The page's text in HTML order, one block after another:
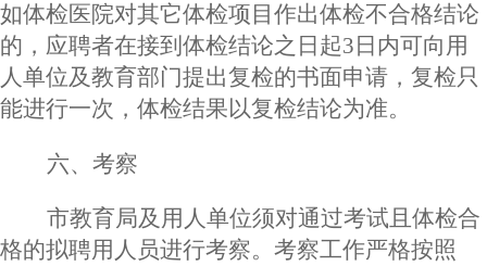
如体检医院对其它体检项目作出体检不合格结论
的，应聘者在接到体检结论之日起3日内可向用
人单位及教育部门提出复检的书面申请，复检只
能进行一次，体检结果以复检结论为准。
六、 考察
市教育局及用人单位须对通过考试且体检合
格的拟聘用人员进行考察。考察工作严格按照